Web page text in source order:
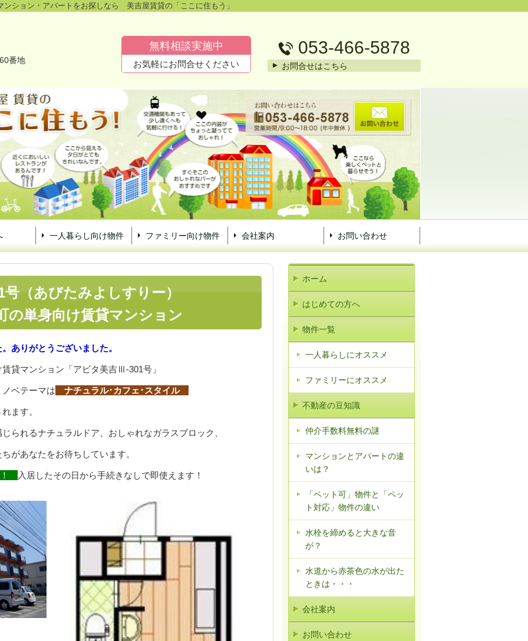
ション・アパートをお探しなら 美吉屋賃貸の「ここに住もう」
番地
無料相談実施中
お気軽にお問合せください
053-466-5878
お問合せはこちら
一人暮らし向け物件 ファミリー向け物件 会社案内 お問い合わせ
（あびたみよしすりー）
の単身向け賃貸マンション
ありがとうございました。
貸マンション「アビタ美吉Ⅲ-301号」
ノベテーマは ナチュラル･カフェ･スタイル
ます。
られるナチュラルドア、おしゃれなガラスブロック、
があなたをお待ちしています。
！ 入居したその日から手続きなしで即使えます！
ホーム
はじめての方へ
物件一覧
一人暮らしにオススメ
ファミリーにオススメ
不動産の豆知識
仲介手数料無料の謎
マンションとアパートの違
いは？
「ペット可」物件と「ペッ
ト対応」物件の違い
水栓を締めると大きな音
が？
水道から赤茶色の水が出た
ときは・・・
会社案内
お問い合わせ